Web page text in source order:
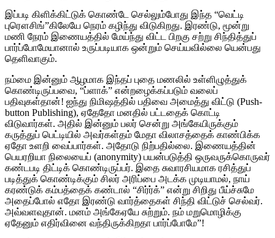
இப்படி கிளிக்கிட்டுக் கொண்டே செல்லும்போது இந்த “வெட்டி
புரௌசிங்”கிலேயே நெரம் கழிந்து விடுகிறது. இரண்டு, மூன்று
மணி நேரம் இணையத்தில் மேய்ந்து விட்ட பிறகு சற்று சிந்தித்துப்
பார்ப்போமேயானால் உருப்படியாக ஒன்றும் செய்யவில்லை யென்பது
தெளிவாகும்.
நம்மை இன்னும் ஆழமாக இந்தப் புதை மணலில் உள்ளிழுத்துக்
கொண்டிருப்பவை, “ப்ளாக்” என்றழைக்கப்படும் வலைப்
பதிவுகள்தான்! ஐந்து நிமிஷத்தில் பதிவை அமைத்து விட்டு (Push-
button Publishing), ஏதேதோ மனதில் பட்டதைக் கொட்டி
விடுவார்கள். அதில் இன்னும் பலர் சென்று அங்கேயிருக்கும்
கருத்துப் பெட்டியில் அவர்கள்தம் மேதா விலாசத்தைக் காண்பிக்க
ஏதோ உளறி வைப்பார்கள். அதோடு நிற்பதில்லை. இணையத்தின்
பெயரறியா நிலையைப் (anonymity) பயன்படுத்தி ஒருவருக்கொருவர்
கண்டபடி திட்டிக் கொண்டிருப்பர். இதை சுவாரசியமாக ரசித்துப்
படித்துக் கொண்டிக்கும் சிலர் அரிப்பை அடக்க முடியாமல், நாய்
கரண்டுக் கம்பத்தைக் கண்டால் “சிர்ர்க்” என்று சிறிது பீய்ச்சுமே
அதைப்போல் எதோ இரண்டு வார்த்தைகள் சிந்தி விட்டுச் செல்வர்.
அவ்வளவுதான். மனம் அங்கேஏயே சுற்றும். நம் மறுமொழிக்கு
ஏதேனும் எதிர்வினை வந்திருக்கிறதா பார்ப்போமே”!